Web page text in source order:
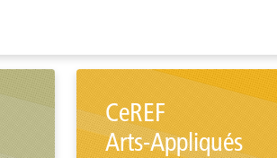
CeREF
Arts-Appliqués